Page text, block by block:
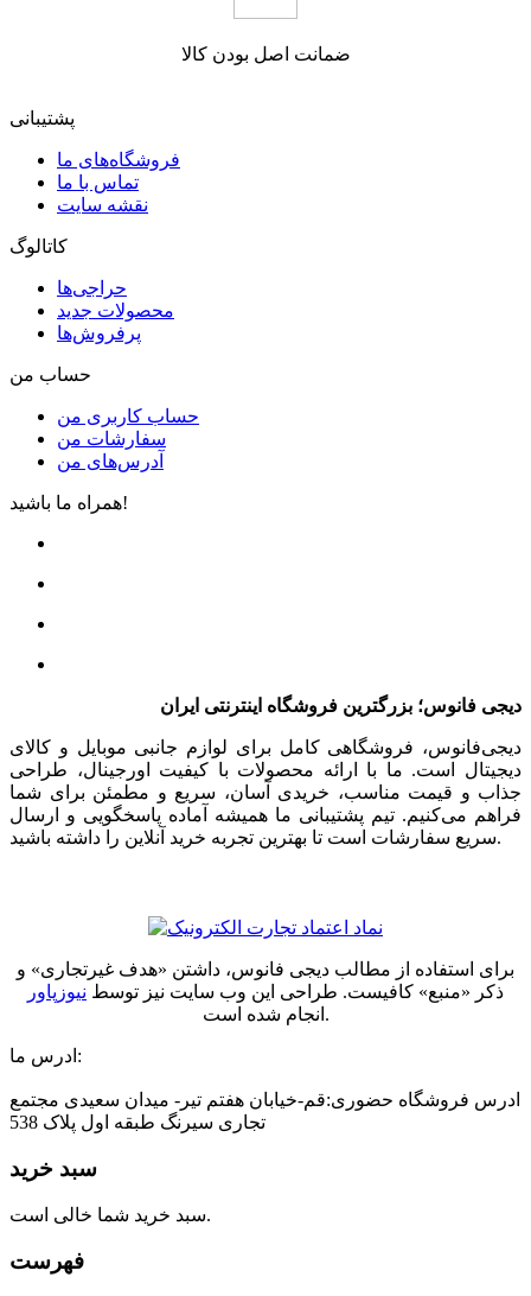
ضمانت اصل بودن کالا
پشتیبانی
فروشگاه‌های ما
تماس با ما
نقشه سایت
کاتالوگ
حراجی‌ها
محصولات جدید
پرفروش‌ها
حساب من
حساب کاربری من
سفارشات من
آدرس‌های من
همراه ما باشید!
دیجی فانوس؛ بزرگترین فروشگاه اینترنتی ایران
دیجی‌فانوس، فروشگاهی کامل برای لوازم جانبی موبایل و کالای
دیجیتال است. ما با ارائه محصولات با کیفیت اورجینال، طراحی
جذاب و قیمت مناسب، خریدی آسان، سریع و مطمئن برای شما
فراهم می‌کنیم. تیم پشتیبانی ما همیشه آماده پاسخگویی و ارسال
سریع سفارشات است تا بهترین تجربه خرید آنلاین را داشته باشید.
برای استفاده از مطالب دیجی فانوس، داشتن «هدف غیرتجاری» و
ذکر «منبع» کافیست. طراحی این وب سایت نیز توسط نیوزپاور
انجام شده است.
ادرس ما:
ادرس فروشگاه حضوری:قم-خیابان هفتم تیر- میدان سعیدی مجتمع
تجاری سیرنگ طبقه اول پلاک 538
سبد خرید
سبد خرید شما خالی است.
فهرست